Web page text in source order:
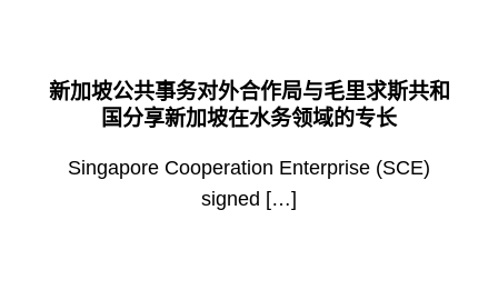
新加坡公共事务对外合作局与毛里求斯共和
国分享新加坡在水务领域的专长
Singapore Cooperation Enterprise (SCE)
signed […]